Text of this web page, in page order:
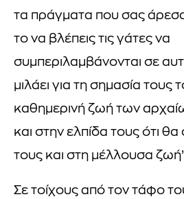
τα πράγματα που σας
το να βλέπεις τις γάτες να
συμπεριλαμβάνονται σε
μιλάει για τη σημασία τους
καθημερινή ζωή των
και στην ελπίδα τους ότι θα
τους και στη μέλλουσα
Σε τοίχους από τον τάφο